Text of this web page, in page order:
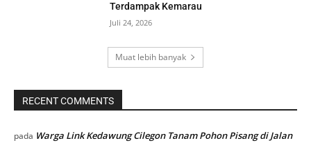
Terdampak Kemarau
Juli 24, 2026
Muat lebih banyak
RECENT COMMENTS
pada Warga Link Kedawung Cilegon Tanam Pohon Pisang di Jalan